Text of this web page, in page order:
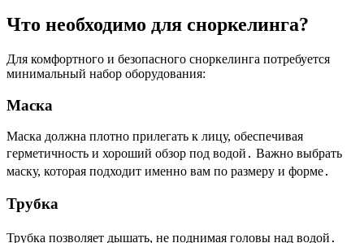
Что необходимо для сноркелинга?
Для комфортного и безопасного сноркелинга потребуется
минимальный набор оборудования:
Маска
Маска должна плотно прилегать к лицу, обеспечивая
герметичность и хороший обзор под водой․ Важно выбрать
маску, которая подходит именно вам по размеру и форме․
Трубка
Трубка позволяет дышать, не поднимая головы над водой․